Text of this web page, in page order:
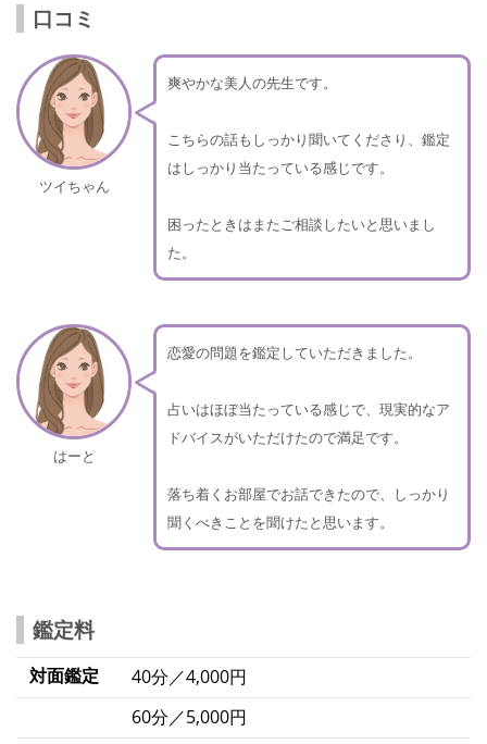
口コミ
ツイちゃん
爽やかな美人の先生です。
こちらの話もしっかり聞いてくださり、鑑定
はしっかり当たっている感じです。
困ったときはまたご相談したいと思いまし
た。
はーと
恋愛の問題を鑑定していただきました。
占いはほぼ当たっている感じで、現実的なア
ドバイスがいただけたので満足です。
落ち着くお部屋でお話できたので、しっかり
聞くべきことを聞けたと思います。
鑑定料
対面鑑定
40分／4,000円
60分／5,000円